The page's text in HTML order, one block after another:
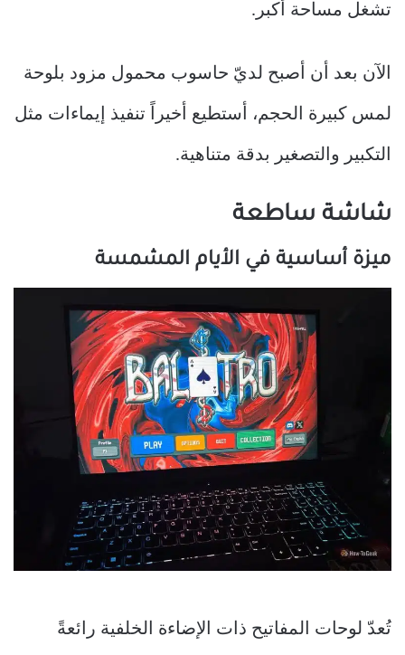
تشغل مساحة أكبر.
الآن بعد أن أصبح لديّ حاسوب محمول مزود بلوحة
لمس كبيرة الحجم، أستطيع أخيراً تنفيذ إيماءات مثل
التكبير والتصغير بدقة متناهية.
شاشة ساطعة
ميزة أساسية في الأيام المشمسة
تُعدّ لوحات المفاتيح ذات الإضاءة الخلفية رائعةً